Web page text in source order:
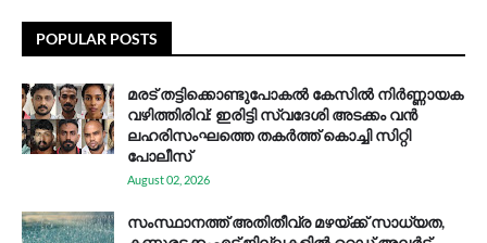
POPULAR POSTS
മരട് തട്ടിക്കൊണ്ടുപോകൽ കേസിൽ നിർണ്ണായക
വഴിത്തിരിവ്: ഇരിട്ടി സ്വദേശി അടക്കം വൻ
ലഹരിസംഘത്തെ തകർത്ത് കൊച്ചി സിറ്റി
പോലീസ്
August 02, 2026
സം​സ്ഥാ​ന​ത്ത് അ​തി​തീ​വ്ര മ​ഴ​യ്ക്ക് സാ​ധ്യ​ത,